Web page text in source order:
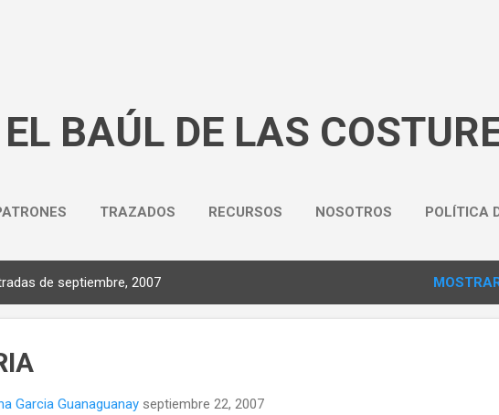
EL BAÚL DE LAS
TRAZADOS RECURSOS NOSOTROS POLÍTICA
de septiembre, 2007
Garcia Guanaguanay septiembre 22, 2007